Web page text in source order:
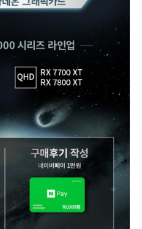
고
구
혜
택
받
으
세